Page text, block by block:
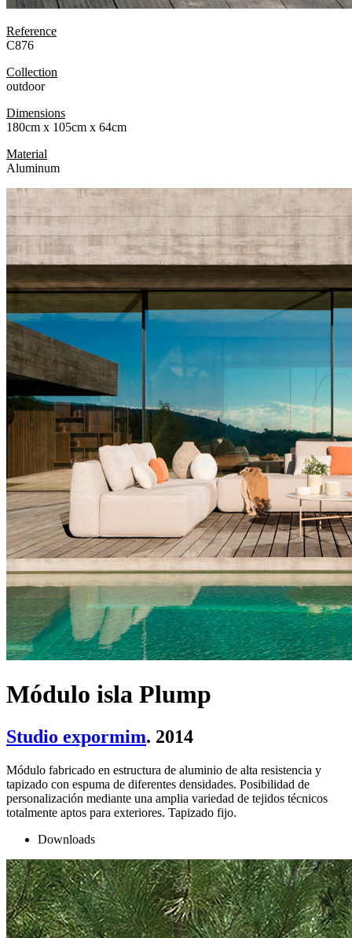
Reference
C876
Collection
outdoor
Dimensions
180cm x 105cm x 64cm
Material
Aluminum
Módulo isla Plump
Studio expormim. 2014
Módulo fabricado en estructura de aluminio de alta resistencia y
tapizado con espuma de diferentes densidades. Posibilidad de
personalización mediante una amplia variedad de tejidos técnicos
totalmente aptos para exteriores. Tapizado fijo.
Downloads